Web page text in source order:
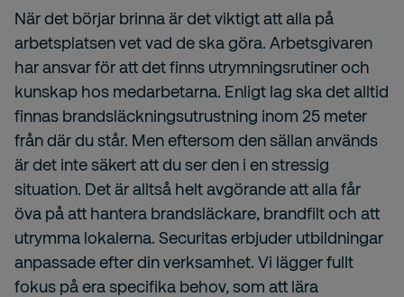
När det börjar brinna är det viktigt att alla på
arbetsplatsen vet vad de ska göra. Arbetsgivaren
har ansvar för att det finns utrymningsrutiner och
kunskap hos medarbetarna. Enligt lag ska det alltid
finnas brandsläckningsutrustning inom 25 meter
från där du står. Men eftersom den sällan används
är det inte säkert att du ser den i en stressig
situation. Det är alltså helt avgörande att alla får
öva på att hantera brandsläckare, brandfilt och att
utrymma lokalerna. Securitas erbjuder utbildningar
anpassade efter din verksamhet. Vi lägger fullt
fokus på era specifika behov, som att lära